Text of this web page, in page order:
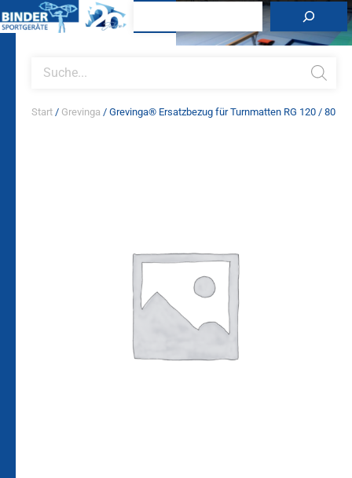
Inhalt
search
Start / Grevinga / Grevinga® Ersatzbezug für Turnmatten RG 120 / 80